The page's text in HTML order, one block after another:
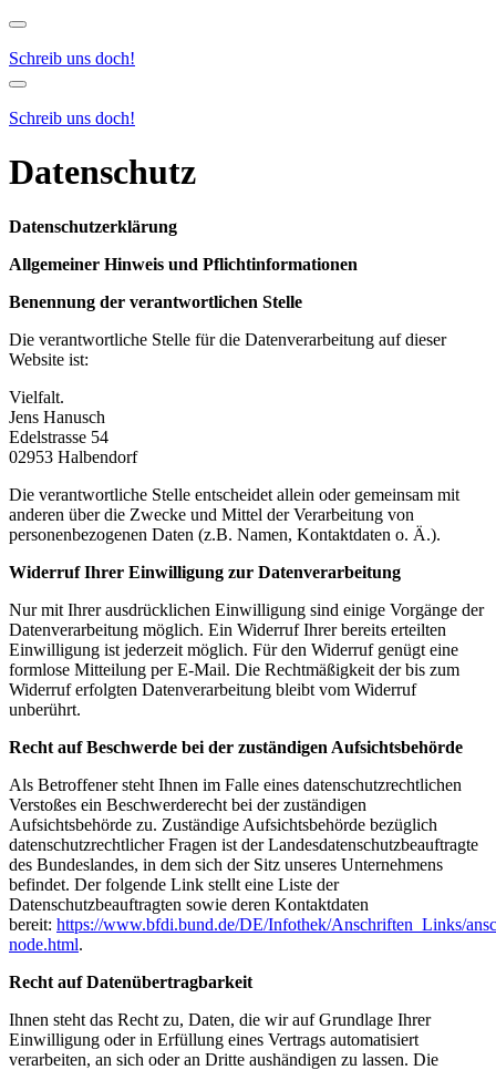
Menu
Schreib uns doch!
Menu
Schreib uns doch!
Datenschutz
Datenschutzerklärung
Allgemeiner Hinweis und Pflichtinformationen
Benennung der verantwortlichen Stelle
Die verantwortliche Stelle für die Datenverarbeitung auf dieser
Website ist:
Vielfalt.
Jens Hanusch
Edelstrasse 54
02953 Halbendorf
Die verantwortliche Stelle entscheidet allein oder gemeinsam mit
anderen über die Zwecke und Mittel der Verarbeitung von
personenbezogenen Daten (z.B. Namen, Kontaktdaten o. Ä.).
Widerruf Ihrer Einwilligung zur Datenverarbeitung
Nur mit Ihrer ausdrücklichen Einwilligung sind einige Vorgänge der
Datenverarbeitung möglich. Ein Widerruf Ihrer bereits erteilten
Einwilligung ist jederzeit möglich. Für den Widerruf genügt eine
formlose Mitteilung per E-Mail. Die Rechtmäßigkeit der bis zum
Widerruf erfolgten Datenverarbeitung bleibt vom Widerruf
unberührt.
Recht auf Beschwerde bei der zuständigen Aufsichtsbehörde
Als Betroffener steht Ihnen im Falle eines datenschutzrechtlichen
Verstoßes ein Beschwerderecht bei der zuständigen
Aufsichtsbehörde zu. Zuständige Aufsichtsbehörde bezüglich
datenschutzrechtlicher Fragen ist der Landesdatenschutzbeauftragte
des Bundeslandes, in dem sich der Sitz unseres Unternehmens
befindet. Der folgende Link stellt eine Liste der
Datenschutzbeauftragten sowie deren Kontaktdaten
bereit: https://www.bfdi.bund.de/DE/Infothek/Anschriften_Links/
node.html.
Recht auf Datenübertragbarkeit
Ihnen steht das Recht zu, Daten, die wir auf Grundlage Ihrer
Einwilligung oder in Erfüllung eines Vertrags automatisiert
verarbeiten, an sich oder an Dritte aushändigen zu lassen. Die